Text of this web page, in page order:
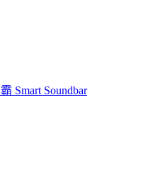
Smart Soundbar